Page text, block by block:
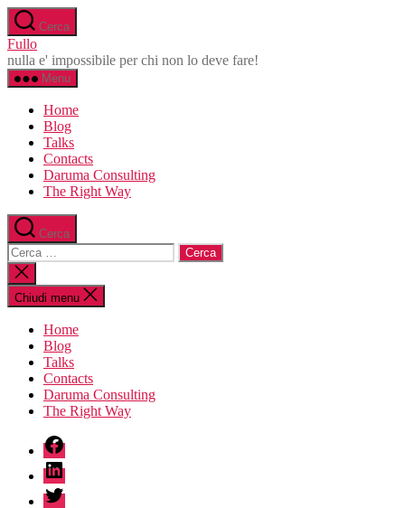
Salta
al
contenuto
Cerca
Fullo
nulla e' impossibile per chi non lo deve fare!
Menu
Home
Blog
Talks
Contacts
Daruma Consulting
The Right Way
Cerca
Cerca:
Chiudi
la
ricerca
Chiudi menu
Home
Blog
Talks
Contacts
Daruma Consulting
The Right Way
fb
linkedin
twitter